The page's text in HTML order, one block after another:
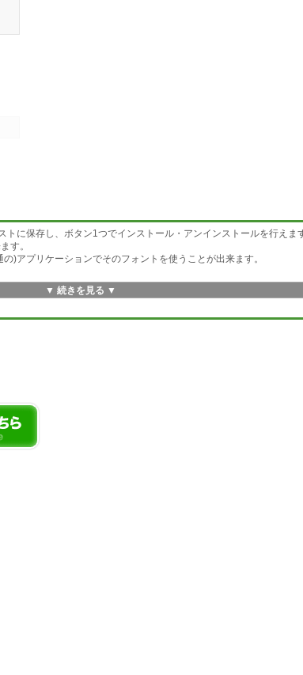
トに保存し、ボタン1つでインストール・アンインストールを行えま
す。
)アプリケーションでそのフォントを使うことが出来ます。
▼ 続きを見る ▼